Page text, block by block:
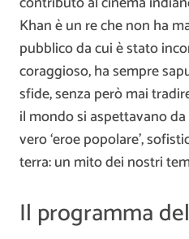
Khan è un re che non ha
pubblico da cui è stato
coraggioso, ha sempre
sfide, senza però mai
il mondo si aspettavano
vero ‘eroe popolare’,
terra: un mito dei nostri
Il programma